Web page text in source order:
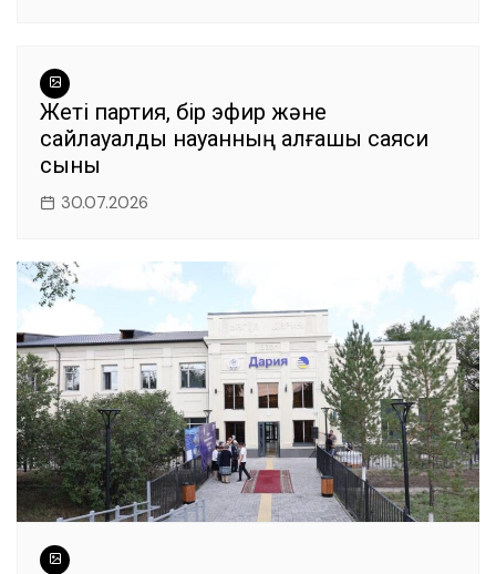
Жеті партия, бір эфир және
сайлауалды науқанның алғашқы саяси
сыны
30.07.2026